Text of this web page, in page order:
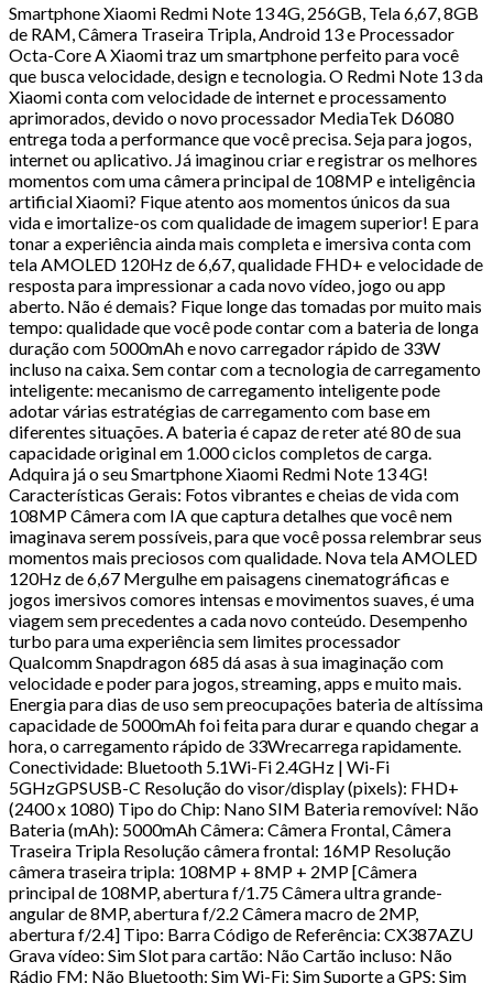
Smartphone Xiaomi Redmi Note 13 4G, 256GB, Tela 6,67, 8GB
de RAM, Câmera Traseira Tripla, Android 13 e Processador
Octa-Core A Xiaomi traz um smartphone perfeito para você
que busca velocidade, design e tecnologia. O Redmi Note 13 da
Xiaomi conta com velocidade de internet e processamento
aprimorados, devido o novo processador MediaTek D6080
entrega toda a performance que você precisa. Seja para jogos,
internet ou aplicativo. Já imaginou criar e registrar os melhores
momentos com uma câmera principal de 108MP e inteligência
artificial Xiaomi? Fique atento aos momentos únicos da sua
vida e imortalize-os com qualidade de imagem superior! E para
tonar a experiência ainda mais completa e imersiva conta com
tela AMOLED 120Hz de 6,67, qualidade FHD+ e velocidade de
resposta para impressionar a cada novo vídeo, jogo ou app
aberto. Não é demais? Fique longe das tomadas por muito mais
tempo: qualidade que você pode contar com a bateria de longa
duração com 5000mAh e novo carregador rápido de 33W
incluso na caixa. Sem contar com a tecnologia de carregamento
inteligente: mecanismo de carregamento inteligente pode
adotar várias estratégias de carregamento com base em
diferentes situações. A bateria é capaz de reter até 80 de sua
capacidade original em 1.000 ciclos completos de carga.
Adquira já o seu Smartphone Xiaomi Redmi Note 13 4G!
Características Gerais: Fotos vibrantes e cheias de vida com
108MP Câmera com IA que captura detalhes que você nem
imaginava serem possíveis, para que você possa relembrar seus
momentos mais preciosos com qualidade. Nova tela AMOLED
120Hz de 6,67 Mergulhe em paisagens cinematográficas e
jogos imersivos comores intensas e movimentos suaves, é uma
viagem sem precedentes a cada novo conteúdo. Desempenho
turbo para uma experiência sem limites processador
Qualcomm Snapdragon 685 dá asas à sua imaginação com
velocidade e poder para jogos, streaming, apps e muito mais.
Energia para dias de uso sem preocupações bateria de altíssima
capacidade de 5000mAh foi feita para durar e quando chegar a
hora, o carregamento rápido de 33Wrecarrega rapidamente.
Conectividade: Bluetooth 5.1Wi-Fi 2.4GHz | Wi-Fi
5GHzGPSUSB-C Resolução do visor/display (pixels): FHD+
(2400 x 1080) Tipo do Chip: Nano SIM Bateria removível: Não
Bateria (mAh): 5000mAh Câmera: Câmera Frontal, Câmera
Traseira Tripla Resolução câmera frontal: 16MP Resolução
câmera traseira tripla: 108MP + 8MP + 2MP [Câmera
principal de 108MP, abertura f/1.75 Câmera ultra grande-
angular de 8MP, abertura f/2.2 Câmera macro de 2MP,
abertura f/2.4] Tipo: Barra Código de Referência: CX387AZU
Grava vídeo: Sim Slot para cartão: Não Cartão incluso: Não
Rádio FM: Não Bluetooth: Sim Wi-Fi: Sim Suporte a GPS: Sim